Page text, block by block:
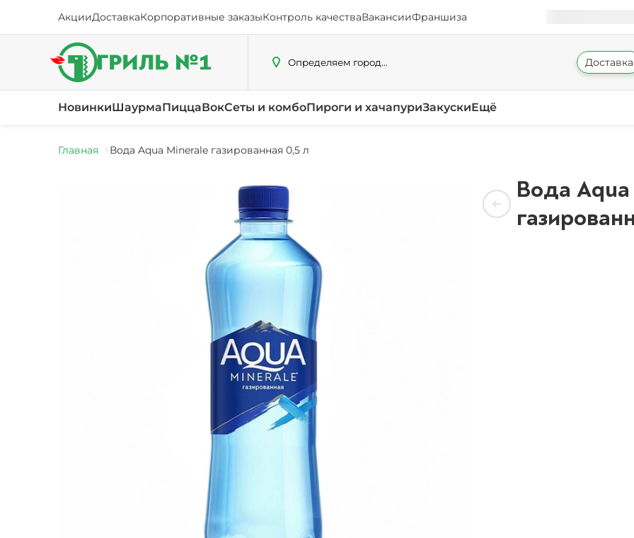
АкцииДоставкаКорпоративные заказыКонтроль качестваВакансииФраншиза
Определяем город... Доставка
НовинкиШаурмаПиццаВокСеты и комбоПироги и хачапуриЗакускиЕщё
Главная Вода Aqua Minerale газированная 0,5 л
Вода